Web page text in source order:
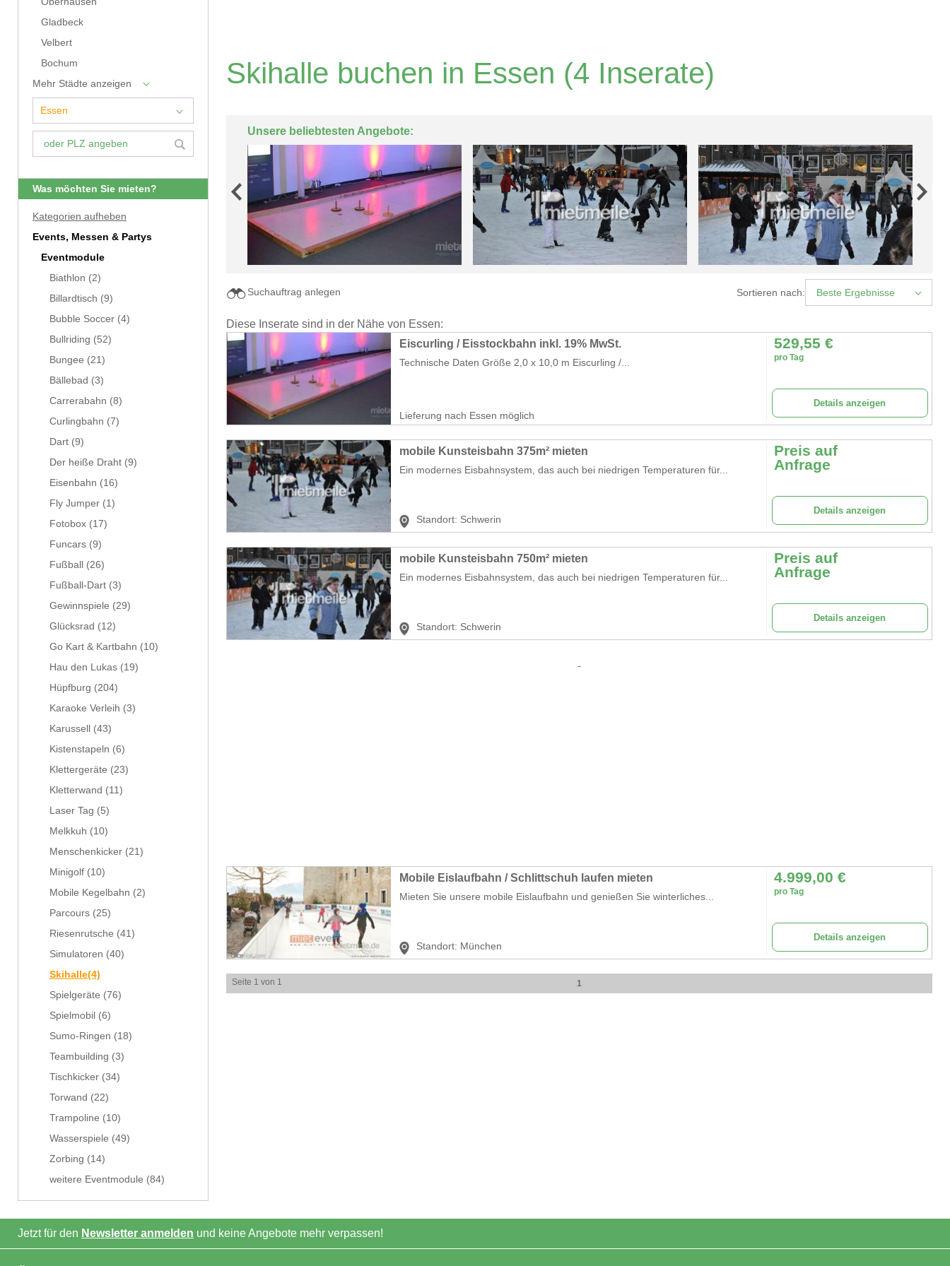
Gladbeck
Velbert
Bochum
Mehr Städte anzeigen
Was möchten Sie mieten?
Kategorien aufheben
Events, Messen & Partys
Eventmodule
Biathlon (2)
Billardtisch (9)
Bubble Soccer (4)
Bullriding (52)
Bungee (21)
Bällebad (3)
Carrerabahn (8)
Curlingbahn (7)
Dart (9)
Der heiße Draht (9)
Eisenbahn (16)
Fly Jumper (1)
Fotobox (17)
Funcars (9)
Fußball
(26)
Fußball-Dart (3)
Gewinnspiele (29)
Glücksrad (12)
Go Kart & Kartbahn (10)
Hau den Lukas (19)
Hüpfburg (204)
Karaoke Verleih (3)
Karussell
(43)
Kistenstapeln (6)
Klettergeräte (23)
Kletterwand (11)
Laser Tag (5)
Melkkuh (10)
Menschenkicker (21)
Minigolf (10)
Mobile Kegelbahn (2)
Parcours (25)
Riesenrutsche (41)
Simulatoren (40)
Skihalle(4)
Spielgeräte (76)
Spielmobil (6)
Sumo-Ringen (18)
Teambuilding (3)
Tischkicker (34)
Torwand (22)
Trampoline (10)
Wasserspiele (49)
Zorbing (14)
weitere Eventmodule (84)
Skihalle buchen in Essen (4 Inserate)
Unsere beliebtesten Angebote:
Sortieren nach: Beste Ergebnisse
Suchauftrag anlegen
Diese Inserate sind in der Nähe von Essen:
Eiscurling / Eisstockbahn inkl. 19% MwSt.
Technische Daten Größe 2,0 x 10,0 m Eiscurling /...
Lieferung nach Essen möglich
529,55 €
pro Tag
Details anzeigen
mobile Kunsteisbahn 375m² mieten
Ein modernes Eisbahnsystem, das auch bei niedrigen Temperaturen für...
Standort: Schwerin
Preis auf
Anfrage
Details anzeigen
mobile Kunsteisbahn 750m² mieten
Ein modernes Eisbahnsystem, das auch bei niedrigen Temperaturen für...
Standort: Schwerin
Preis auf
Anfrage
Details anzeigen
Mobile Eislaufbahn / Schlittschuh laufen mieten
Mieten Sie unsere mobile Eislaufbahn und genießen Sie winterliches...
Standort: München
4.999,00 €
pro Tag
Details anzeigen
Seite 1 von 1 1
Jetzt für den Newsletter anmelden und keine Angebote mehr verpassen!